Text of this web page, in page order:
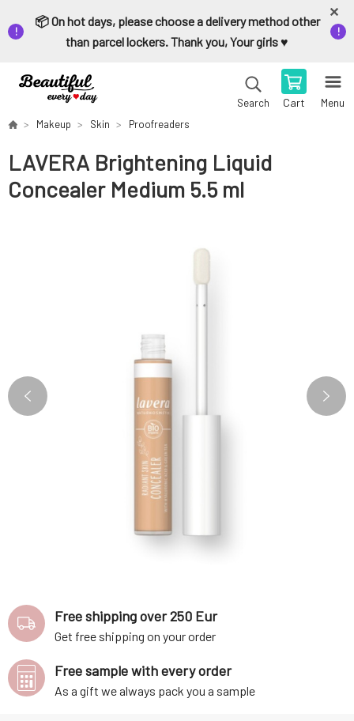
📦 On hot days, please choose a delivery method other
than parcel lockers. Thank you, Your girls ♥️
Search Cart Menu
Makeup Skin Proofreaders
LAVERA Brightening Liquid
Concealer Medium 5.5 ml
Free shipping over 250 Eur
Get free shipping on your order
Free sample with every order
As a gift we always pack you a sample